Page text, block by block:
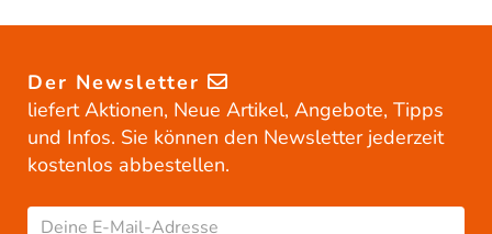
Der Newsletter
liefert Aktionen, Neue Artikel, Angebote, Tipps
und Infos. Sie können den Newsletter jederzeit
kostenlos abbestellen.